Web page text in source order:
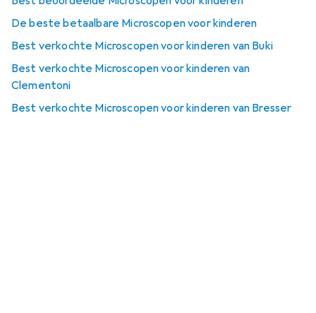
De beste betaalbare Microscopen voor kinderen
Best verkochte Microscopen voor kinderen van Buki
Best verkochte Microscopen voor kinderen van
Clementoni
Best verkochte Microscopen voor kinderen van Bresser